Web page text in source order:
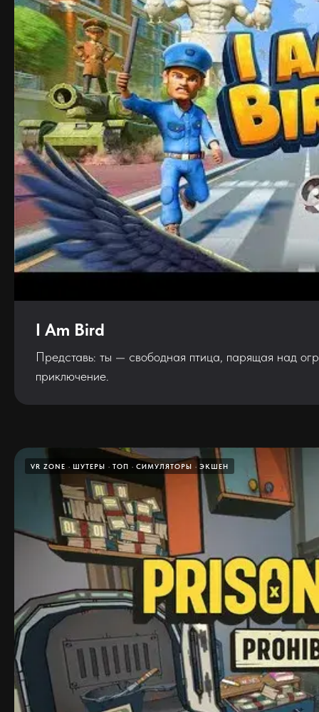
I Am Bird
Представь: ты — свободная птица, парящая над
приключение.
VR ZONE ШУТЕРЫ ТОП СИМУЛЯТОРЫ ЭКШЕН